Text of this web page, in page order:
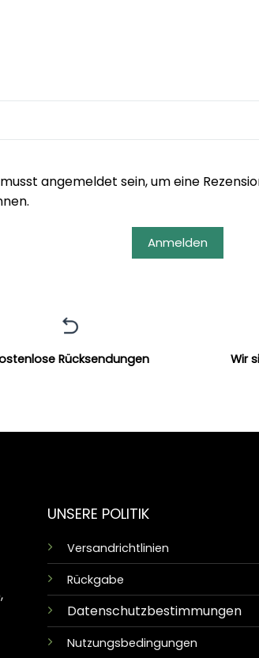
angemeldet sein, um eine
Anmelden
Rücksendungen Wir
UNSERE POLITIK
Versandrichtlinien
Rückgabe
Datenschutzbestimmungen
Nutzungsbedingungen